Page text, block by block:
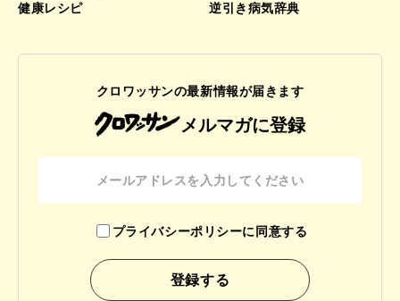
健康レシピ
逆引き病気辞典
クロワッサンの最新情報が届きます
メルマガに登録
プライバシーポリシーに同意する